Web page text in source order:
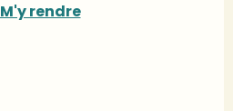
M'y rendre